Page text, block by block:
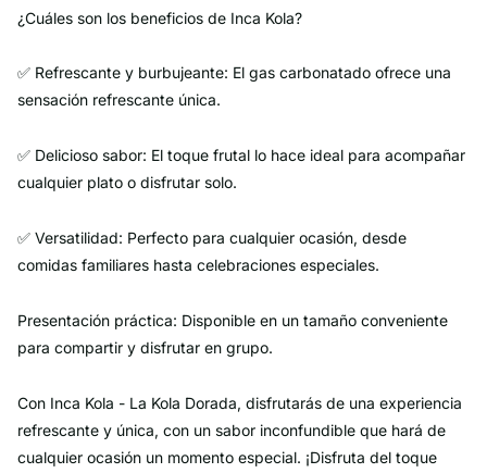
¿Cuáles son los beneficios de Inca Kola?
✅ Refrescante y burbujeante: El gas carbonatado ofrece una
sensación refrescante única.
✅ Delicioso sabor: El toque frutal lo hace ideal para acompañar
cualquier plato o disfrutar solo.
✅ Versatilidad: Perfecto para cualquier ocasión, desde
comidas familiares hasta celebraciones especiales.
Presentación práctica: Disponible en un tamaño conveniente
para compartir y disfrutar en grupo.
Con Inca Kola - La Kola Dorada, disfrutarás de una experiencia
refrescante y única, con un sabor inconfundible que hará de
cualquier ocasión un momento especial. ¡Disfruta del toque